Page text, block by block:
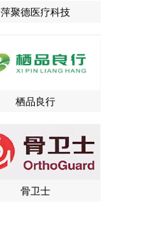
萍聚德医疗科技
栖品良行
骨卫士